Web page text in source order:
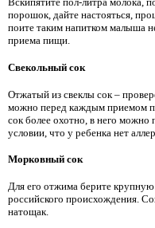
порошок, дайте настояться,
поите таким напитком малыша
приема пищи.
Свекольный сок
Отжатый из свеклы сок –
можно перед каждым приемом
сок более охотно, в него
условии, что у ребенка нет
Морковный сок
Для его отжима берите
российского происхождения.
натощак.